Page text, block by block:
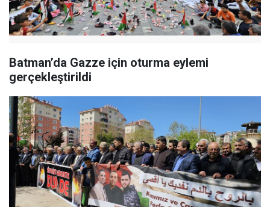
Batman’da Gazze için oturma eylemi
gerçekleştirildi